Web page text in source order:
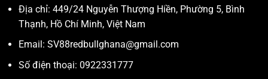
Địa chỉ: 449/24 Nguyễn Thượng Hiền, Phường 5, Bình
Thạnh, Hồ Chí Minh, Việt Nam
Email: SV88redbullghana@gmail.com
Số điện thoại: 0922331777